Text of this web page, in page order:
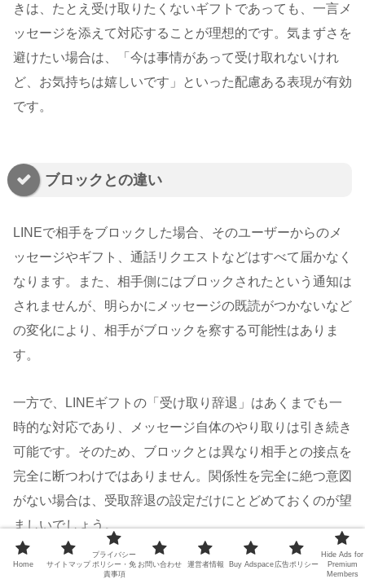
きは、たとえ受け取りたくないギフトであっても、一言メ
ッセージを添えて対応することが理想的です。気まずさを
避けたい場合は、「今は事情があって受け取れないけれ
ど、お気持ちは嬉しいです」といった配慮ある表現が有効
です。
ブロックとの違い
LINEで相手をブロックした場合、そのユーザーからのメ
ッセージやギフト、通話リクエストなどはすべて届かなく
なります。また、相手側にはブロックされたという通知は
されませんが、明らかにメッセージの既読がつかないなど
の変化により、相手がブロックを察する可能性はありま
す。
一方で、LINEギフトの「受け取り辞退」はあくまでも一
時的な対応であり、メッセージ自体のやり取りは引き続き
可能です。そのため、ブロックとは異なり相手との接点を
完全に断つわけではありません。関係性を完全に絶つ意図
がない場合は、受取辞退の設定だけにとどめておくのが望
ましいでしょう。
また、ブロックは感情的な反応と受け取られやすいため、
Home サイトマップ
プライバシー
ポリシー・免
責事項
お問い合わせ 運営者情報 Buy Adspace 広告ポリシー
Hide Ads for
Premium
Members